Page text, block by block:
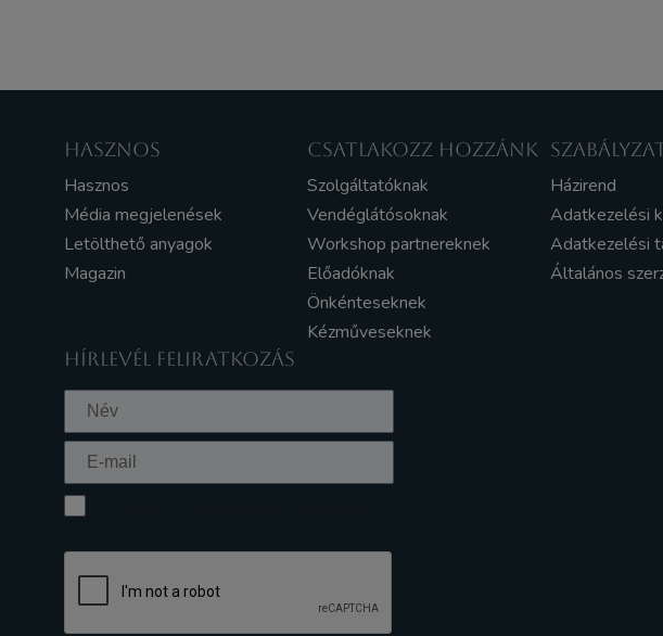
HASZNOS
Hasznos
Média megjelenések
Letölthető anyagok
Magazin
CSATLAKOZZ HOZZÁNK
Szolgáltatóknak
Vendéglátósoknak
Workshop partnereknek
Előadóknak
Önkénteseknek
Kézműveseknek
Házirend
Adatkezelési
Adatkezelési
Általános
HÍRLEVÉL FELIRATKOZÁS